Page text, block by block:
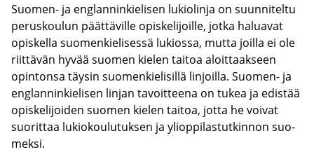
Suomen-​ ja englan­nin­kie­li­sen lu­kio­lin­ja on suun­ni­tel­tu
pe­rus­kou­lun päät­tä­vil­le opis­ke­li­joil­le, jotka ha­lua­vat
opis­kel­la suo­men­kie­li­ses­sä lu­kios­sa, mutta joil­la ei ole
riit­tä­vän hyvää suo­men kie­len tai­toa aloit­taak­seen
opin­ton­sa täy­sin suo­men­kie­li­sil­lä lin­joil­la. Suomen-​ ja
englan­nin­kie­li­sen lin­jan ta­voit­tee­na on tukea ja edis­tää
opis­ke­li­joi­den suo­men kie­len tai­toa, jotta he voi­vat
suo­rit­taa lu­kio­kou­lu­tuk­sen ja yli­op­pi­las­tut­kin­non suo­
mek­si.